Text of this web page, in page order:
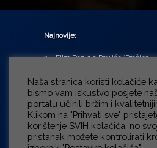
Najnovije:
Film Daniela Pavlića ‘Prašina
Green Montenegro
U središtu Petrinje otvorena
Hegedušić: Kultura vraćena
Od petka do nedjelje (31.7. –
u Zagrebu otvara vrata
zaklon od toplinskog vala
‘Ni med cvetjem ni pravice’
Naša stranica koristi kolačiće
bismo vam iskustvo posjete
portalu učinili bržim i
Klikom na "Prihvati sve"
korištenje SVIH kolačića, no
pristanak možete kontrolirati